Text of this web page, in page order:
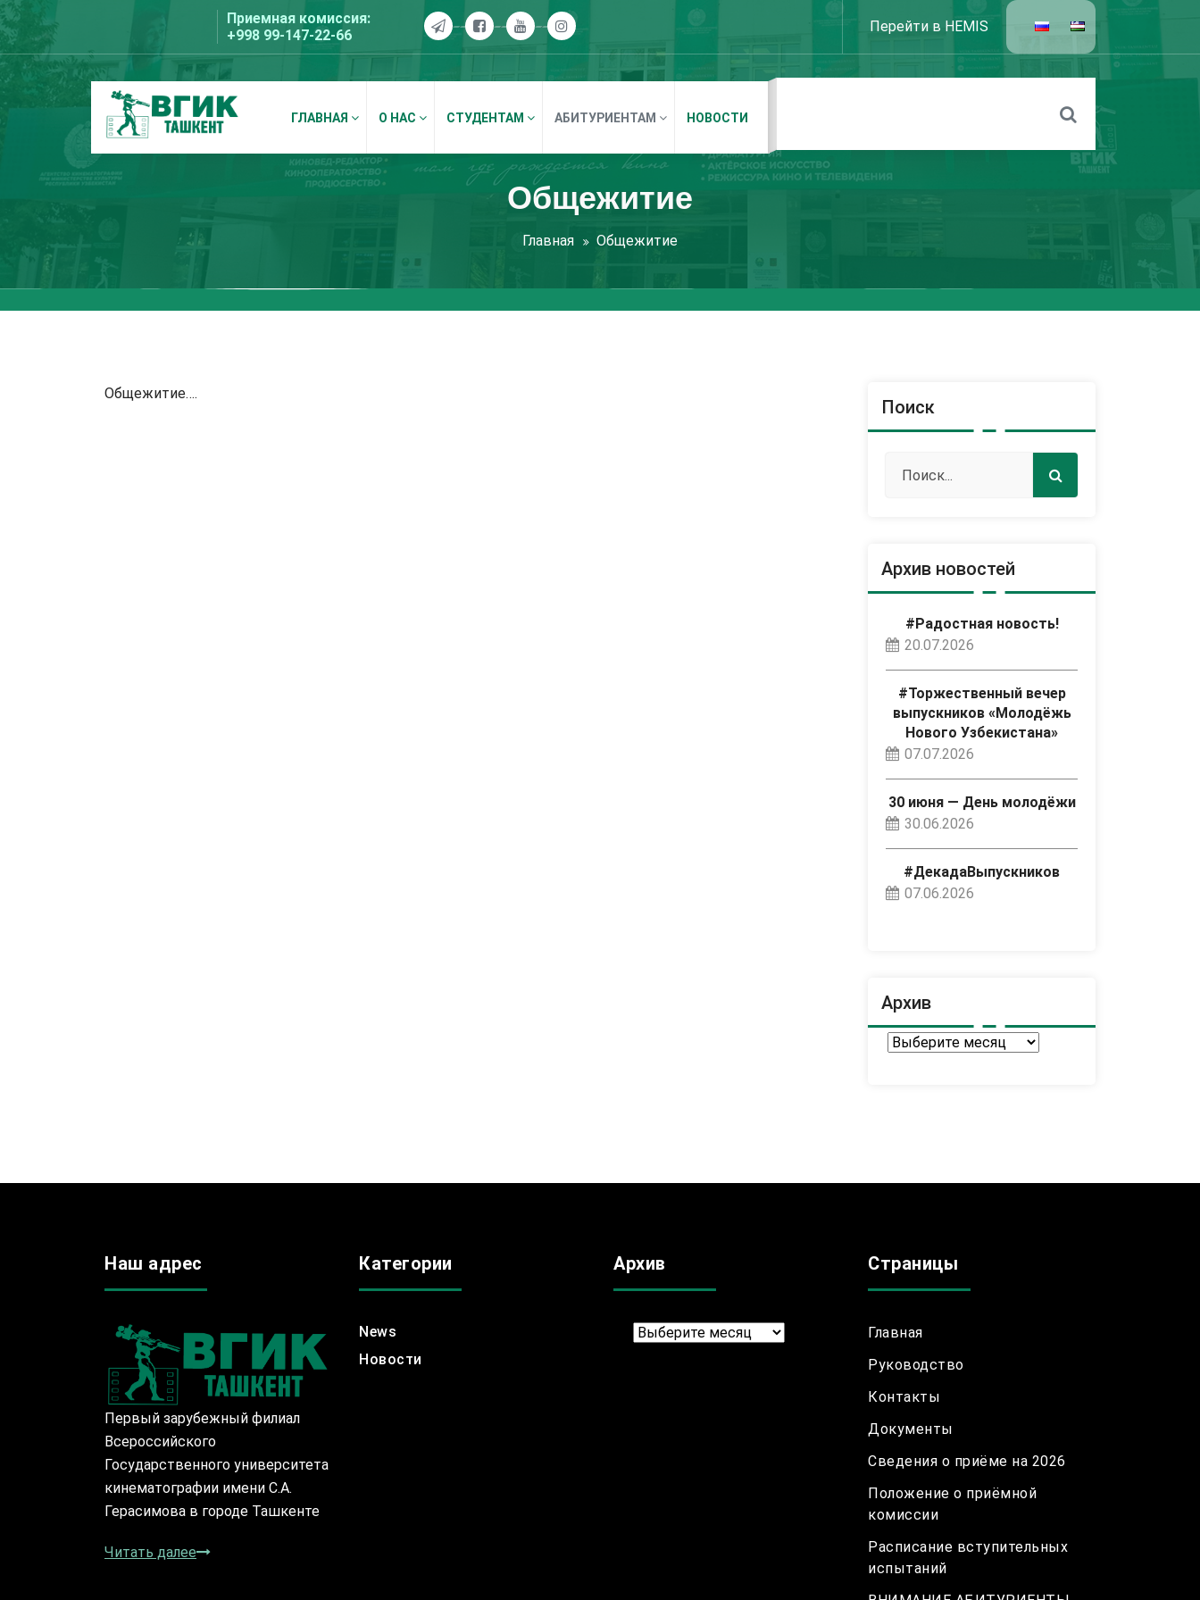
Перейти
к
содержимому
Приемная комиссия:
+998 99-147-22-66
Перейти в HEMIS
ВГИК Ташкент
ГЛАВНАЯ О НАС СТУДЕНТАМ АБИТУРИЕНТАМ НОВОСТИ
Общежитие
Главная Общежитие
Общежитие….
Поиск
Архив новостей
#Радостная новость!
20.07.2026
#Торжественный вечер
выпускников «Молодёжь
Нового Узбекистана»
07.07.2026
30 июня — День молодёжи
30.06.2026
#ДекадаВыпускников
07.06.2026
Архив
Архив
Наш адрес
Первый зарубежный филиал
Всероссийского
Государственного университета
кинематографии имени С.А.
Герасимова в городе Ташкенте
Читать далее
Категории
News
Новости
Архив
Архив
Страницы
Главная
Руководство
Контакты
Документы
Сведения о приёме на 2026
Положение о приёмной
комиссии
Расписание вступительных
испытаний